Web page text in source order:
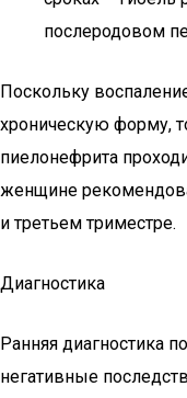
послеродовом
Поскольку
хроническую форму,
пиелонефрита
женщине
и третьем триместре.
Диагностика
Ранняя диагностика
негативные